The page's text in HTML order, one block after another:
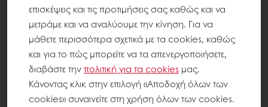
λογαριασμό σας. Για να αποσυνδεθείτε, κάντε
κλικ στο εικονίδιο "My Puratos" επάνω δεξιά και,
στη συνέχεια, στην "αποσύνδεση". Στη συνέχεια,
ξανά κάντε κλικ στο MyPuratos επάνω δεξιά και
στην "σύνδεση". Εάν έχετε ήδη δοκιμάσει να
αποσυνδεθείτε και να συνδεθείτε ξανά και
εξακολουθείτε να μην βλέπετε τα συνηθισμένα
επισκέψεις και τις προτιμήσεις σας καθώς και να
μετράμε και να αναλύουμε την κίνηση. Για να
μάθετε περισσότερα σχετικά με τα cookies, καθώς
και για το πώς μπορείτε να τα απενεργοποιήσετε,
διαβάστε τηνπολιτική για τα cookies μας.
Κάνοντας κλικ στην επιλογή «Αποδοχή όλων των
cookies» συναινείτε στη χρήση όλων των cookies.